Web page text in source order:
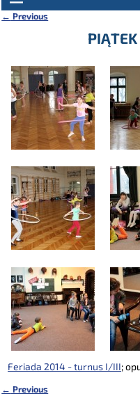
← Previous
Feriada 2014 - turnus I/III;
← Previous